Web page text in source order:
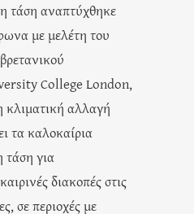
τάση αναπτύχθηκε
με μελέτη του
College London,
κλιματική αλλαγή
τα καλοκαίρια
τάση για
διακοπές στις
σε περιοχές με